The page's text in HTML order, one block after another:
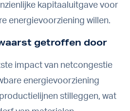
kapitaaluitgave voor
energievoorziening willen.
getroffen door
impact van netcongestie
energievoorziening
stilleggen, wat